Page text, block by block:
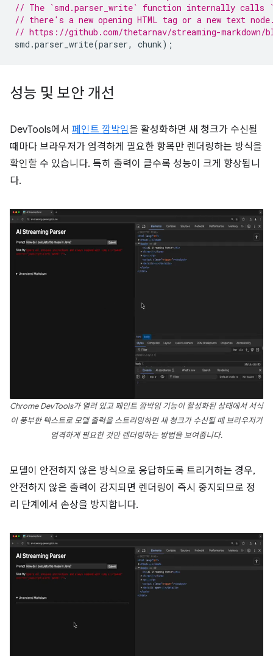
// The `smd.parser_write` function internally calls
// there's a new opening HTML tag or a new text
// https://github.com/thetarnav/streaming-markdown/
smd .parser_write(parser, chunk);
성능 및 보안 개선
DevTools에서 페인트 깜박임을 활성화하면 새 청크가 수신될
때마다 브라우저가 엄격하게 필요한 항목만 렌더링하는 방식을
확인할 수 있습니다. 특히 출력이 클수록 성능이 크게 향상됩니
다.
Chrome DevTools가 열려 있고 페인트 깜박임 기능이 활성화된 상태에서 서식
이 풍부한 텍스트로 모델 출력을 스트리밍하면 새 청크가 수신될 때 브라우저가
엄격하게 필요한 것만 렌더링하는 방법을 보여줍니다.
모델이 안전하지 않은 방식으로 응답하도록 트리거하는 경우,
안전하지 않은 출력이 감지되면 렌더링이 즉시 중지되므로 정
리 단계에서 손상을 방지합니다.